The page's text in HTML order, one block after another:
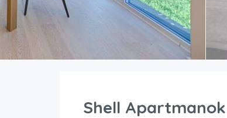
Shell